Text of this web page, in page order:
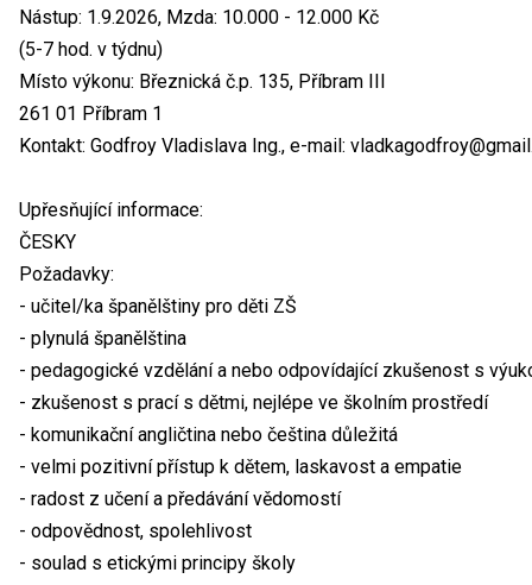
Nástup: 1.9.2026, Mzda: 10.000 - 12.000 Kč
(5-7 hod. v týdnu)
Místo výkonu: Březnická č.p. 135, Příbram III
261 01 Příbram 1
Kontakt: Godfroy Vladislava Ing., e-mail:
Upřesňující informace:
ČESKY
Požadavky:
- učitel/ka španělštiny pro děti ZŠ
- plynulá španělština
- pedagogické vzdělání a nebo odpovídající zkušenost s
- zkušenost s prací s dětmi, nejlépe ve školním prostředí
- komunikační angličtina nebo čeština důležitá
- velmi pozitivní přístup k dětem, laskavost a empatie
- radost z učení a předávání vědomostí
- odpovědnost, spolehlivost
- soulad s etickými principy školy